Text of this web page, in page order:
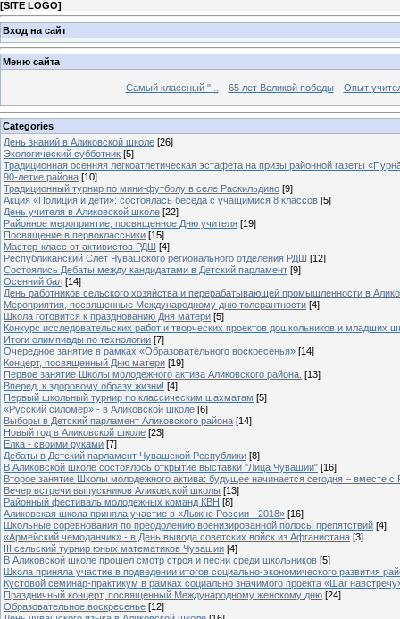
[SITE LOGO]
Вход на сайт
Меню сайта
Самый классный "... 65 лет Великой победы Опыт
Categories
День знаний в Аликовской школе [26]
Экологический субботник [5]
Традиционная осенняя легкоатлетическая эстафета на призы районной газеты
90-летие района [10]
Традиционный турнир по мини-футболу в селе Раскильдино [9]
Акция «Полиция и дети»: состоялась беседа с учащимися 8 классов [5]
День учителя в Аликовской школе [22]
Районное мероприятие, посвященное Дню учителя [19]
Посвящение в первоклассники [15]
Мастер-класс от активистов РДШ [4]
Республиканский Слет Чувашского регионального отделения РДШ [12]
Состоялись Дебаты между кандидатами в Детский парламент [9]
Осенний бал [14]
День работников сельского хозяйства и перерабатывающей промышленности в
Мероприятия, посвященные Международному дню толерантности [4]
Школа готовится к празднованию Дня матери [5]
Конкурс исследовательских работ и творческих проектов дошкольников и младших
Итоги олимпиады по технологии [7]
Очередное занятие в рамках «Образовательного воскресенья» [14]
Концерт, посвященный Дню матери [19]
Первое занятие Школы молодежного актива Аликовского района. [13]
Вперед, к здоровому образу жизни! [4]
Первый школьный турнир по классическим шахматам [5]
«Русский силомер» - в Аликовской школе [6]
Выборы в Детский парламент Аликовского района [14]
Новый год в Аликовской школе [23]
Елка - своими руками [7]
Дебаты в Детский парламент Чувашской Республики [8]
В Аликовской школе состоялось открытие выставки "Лица Чувашии" [16]
Второе занятие Школы молодежного актива: будущее начинается сегодня – вместе
Вечер встречи выпускников Аликовской школы [13]
Районный фестиваль молодежных команд КВН [8]
Аликовская школа приняла участие в «Лыжне России - 2018» [16]
Школьные соревнования по преодолению военизированной полосы препятствий [4]
«Армейский чемоданчик» - в День вывода советских войск из Афганистана [3]
III сельский турнир юных математиков Чувашии [4]
В Аликовской школе прошел смотр строя и песни среди школьников [5]
Школа приняла участие в подведении итогов социально-экономического развития
Кустовой семинар-практикум в рамках социально значимого проекта «Шаг
Праздничный концерт, посвященный Международному женскому дню [24]
Образовательное воскресенье [12]